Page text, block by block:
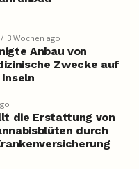
3 Wochen ago
Anbau von
Zwecke auf
die Erstattung von
durch